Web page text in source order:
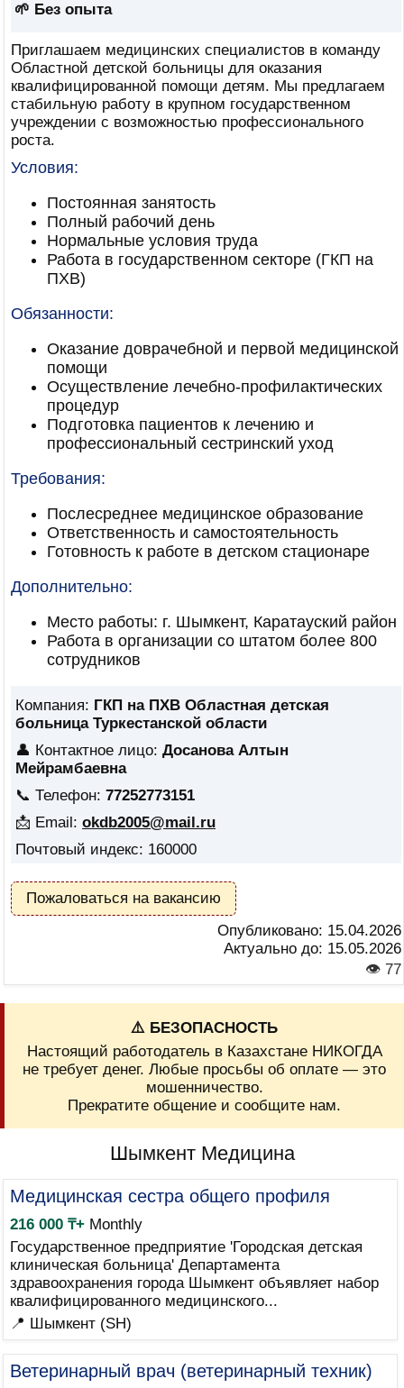
🌱 Без опыта
Приглашаем медицинских специалистов в команду
Областной детской больницы для оказания
квалифицированной помощи детям. Мы предлагаем
стабильную работу в крупном государственном
учреждении с возможностью профессионального
роста.
Условия:
Постоянная занятость
Полный рабочий день
Нормальные условия труда
Работа в государственном секторе (ГКП на
ПХВ)
Обязанности:
Оказание доврачебной и первой медицинской
помощи
Осуществление лечебно-профилактических
процедур
Подготовка пациентов к лечению и
профессиональный сестринский уход
Требования:
Послесреднее медицинское образование
Ответственность и самостоятельность
Готовность к работе в детском стационаре
Дополнительно:
Место работы: г. Шымкент, Каратауский район
Работа в организации со штатом более 800
сотрудников
Компания: ГКП на ПХВ Областная детская
больница Туркестанской области
👤 Контактное лицо: Досанова Алтын
Мейрамбаевна
📞 Телефон: 77252773151
📩 Email: okdb2005@mail.ru
Почтовый индекс: 160000
Пожаловаться на вакансию
Опубликовано: 15.04.2026
Актуально до: 15.05.2026
👁 77
⚠️ БЕЗОПАСНОСТЬ
Настоящий работодатель в Казахстане НИКОГДА
не требует денег. Любые просьбы об оплате — это
мошенничество.
Прекратите общение и сообщите нам.
Шымкент Медицина
Медицинская сестра общего профиля
216 000 ₸+Monthly
Государственное предприятие 'Городская детская
клиническая больница' Департамента
здравоохранения города Шымкент объявляет набор
квалифицированного медицинского...
📍 Шымкент (SH)
Ветеринарный врач (ветеринарный техник)